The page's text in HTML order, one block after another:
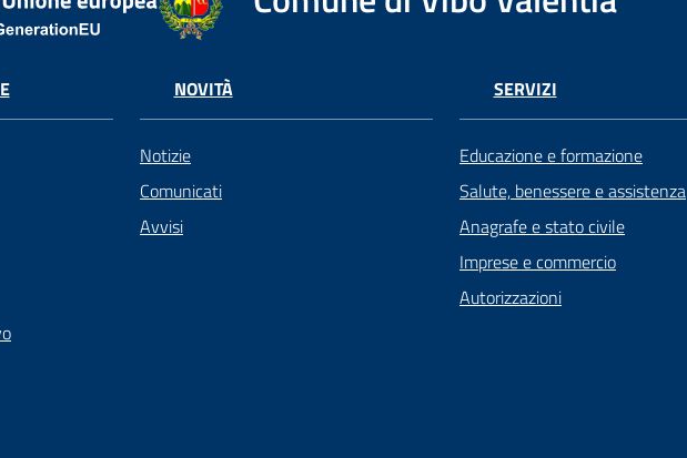
NOVITÀ
Notizie
Comunicati
Avvisi
SERVIZI
Educazione e formazione
Salute, benessere e assistenza
Anagrafe e stato civile
Imprese e commercio
Autorizzazioni